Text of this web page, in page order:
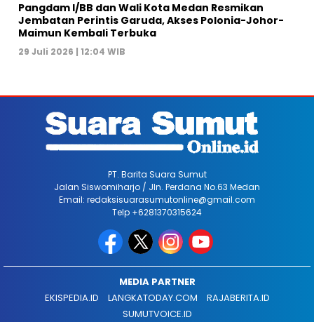
Pangdam I/BB dan Wali Kota Medan Resmikan
Jembatan Perintis Garuda, Akses Polonia-Johor-
Maimun Kembali Terbuka
29 Juli 2026 | 12:04 WIB
PT. Barita Suara Sumut
Jalan Siswomiharjo / Jln. Perdana No.63 Medan
Email: redaksisuarasumutonline@gmail.com
Telp +6281370315624
MEDIA PARTNER
EKISPEDIA.ID
LANGKATODAY.COM
RAJABERITA.ID
SUMUTVOICE.ID